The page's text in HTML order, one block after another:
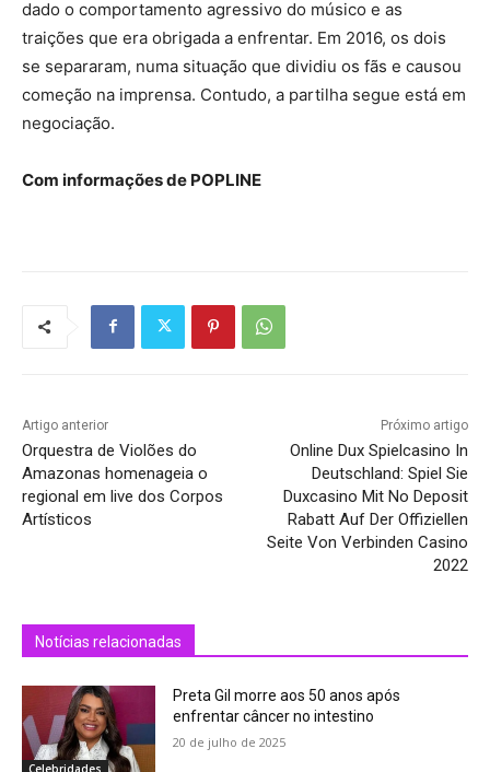
dado o comportamento agressivo do músico e as
traições que era obrigada a enfrentar. Em 2016, os dois
se separaram, numa situação que dividiu os fãs e causou
começão na imprensa. Contudo, a partilha segue está em
negociação.
Com informações de POPLINE
Artigo anterior
Orquestra de Violões do
Amazonas homenageia o
regional em live dos Corpos
Artísticos
Próximo artigo
Online Dux Spielcasino In
Deutschland: Spiel Sie
Duxcasino Mit No Deposit
Rabatt Auf Der Offiziellen
Seite Von Verbinden Casino
2022
Notícias relacionadas
Preta Gil morre aos 50 anos após
enfrentar câncer no intestino
20 de julho de 2025